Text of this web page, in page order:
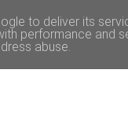
to deliver its
performance and
abuse.